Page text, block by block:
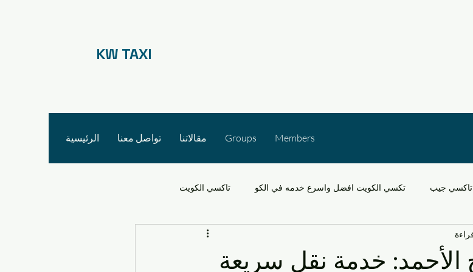
KW TAXI
الرئيسية تواصل معنا مقالاتنا Groups Members
تاكسي جيب تكسي الكويت افضل واسرع خدمه في الكو تاكسي الكويت
الكويت
خدمة نقل سريعة